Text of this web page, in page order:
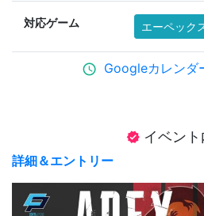
対応ゲーム エーペック
schedule Googleカレンダ
verified イベン
詳細＆エントリー